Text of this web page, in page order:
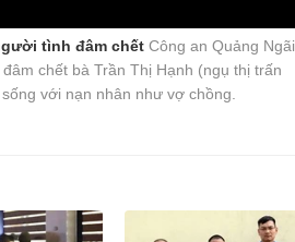
tình đâm chết Công an Quảng Ngãi
chết bà Trần Thị Hạnh (ngụ thị trấn
với nạn nhân như vợ chồng.